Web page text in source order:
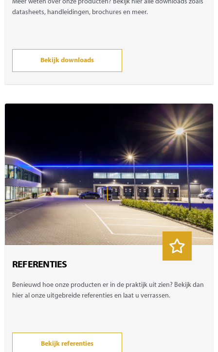
Meer weten over onze producten? Bekijk hier alle downloads zoals
datasheets, handleidingen, brochures en meer.
Bekijk downloads
REFERENTIES
Benieuwd hoe onze producten er in de praktijk uit zien? Bekijk dan
hier al onze uitgebreide referenties en laat u verrassen.
Bekijk referenties